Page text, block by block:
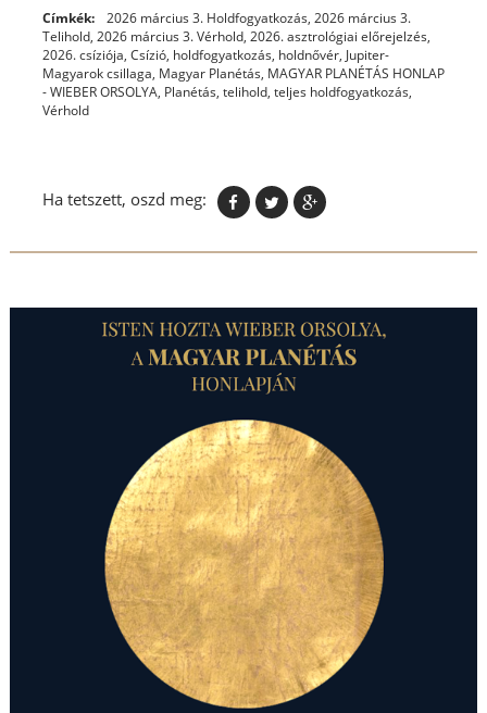
Címkék: 2026 március 3. Holdfogyatkozás, 2026 március 3.
Telihold, 2026 március 3. Vérhold, 2026. asztrológiai előrejelzés,
2026. csíziója, Csízió, holdfogyatkozás, holdnővér, Jupiter-
Magyarok csillaga, Magyar Planétás, MAGYAR PLANÉTÁS HONLAP
- WIEBER ORSOLYA, Planétás, telihold, teljes holdfogyatkozás,
Vérhold
Ha tetszett, oszd meg: